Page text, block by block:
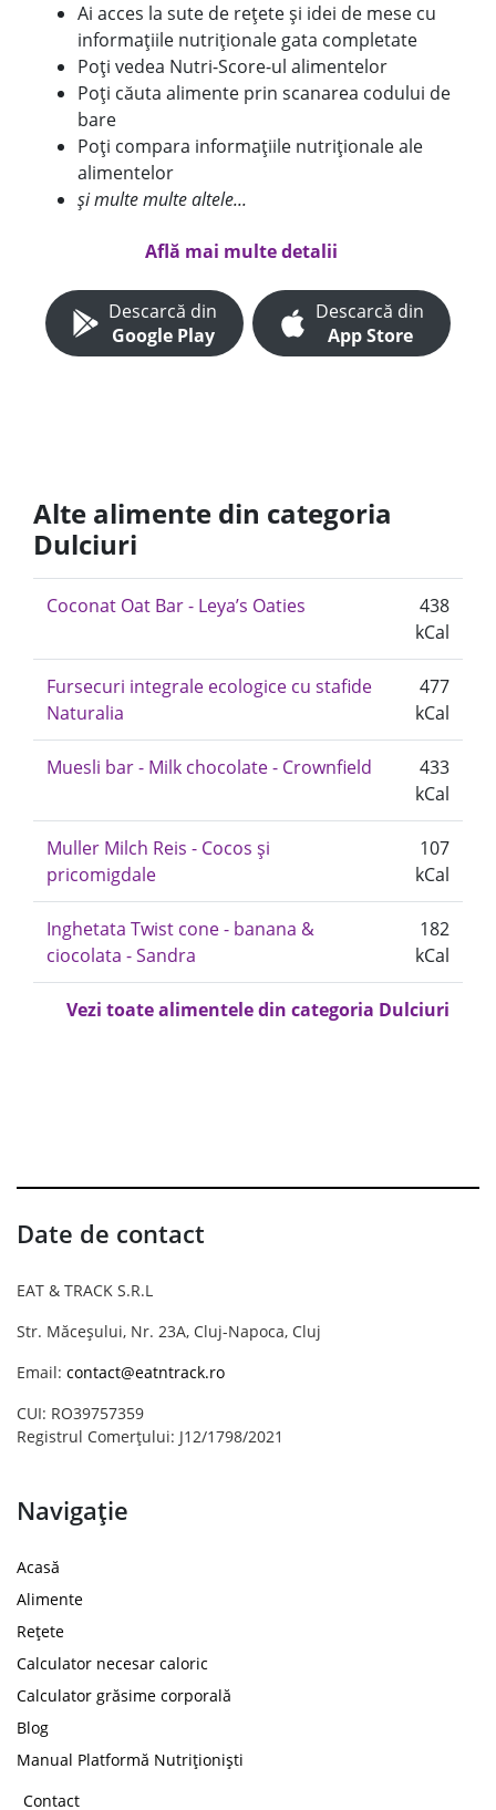
Ai acces la sute de rețete și idei de mese cu
informațiile nutriționale gata completate
Poți vedea Nutri-Score-ul alimentelor
Poți căuta alimente prin scanarea codului de
bare
Poți compara informațiile nutriționale ale
alimentelor
și multe multe altele...
Află mai multe detalii
Descarcă din
Google Play
Descarcă din
App Store
Alte alimente din categoria
Dulciuri
Coconat Oat Bar - Leya’s Oaties
438
kCal
Fursecuri integrale ecologice cu stafide
Naturalia
477
kCal
Muesli bar - Milk chocolate - Crownfield
433
kCal
Muller Milch Reis - Cocos și
pricomigdale
107
kCal
Inghetata Twist cone - banana &
ciocolata - Sandra
182
kCal
Vezi toate alimentele din categoria Dulciuri
Date de contact
EAT & TRACK S.R.L
Str. Măceșului, Nr. 23A, Cluj-Napoca, Cluj
Email: contact@eatntrack.ro
CUI: RO39757359
Registrul Comerțului: J12/1798/2021
Navigație
Acasă
Alimente
Rețete
Calculator necesar caloric
Calculator grăsime corporală
Blog
Manual Platformă Nutriționiști
Contact